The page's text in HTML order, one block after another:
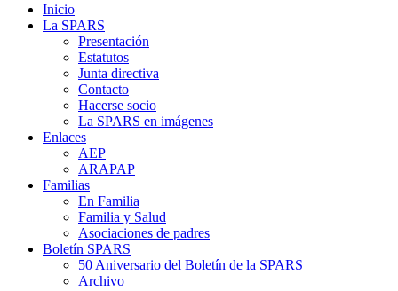
Inicio
La SPARS
Presentación
Estatutos
Junta directiva
Contacto
Hacerse socio
La SPARS en imágenes
Enlaces
AEP
ARAPAP
Familias
En Familia
Familia y Salud
Asociaciones de padres
Boletín SPARS
50 Aniversario del Boletín de la SPARS
Archivo